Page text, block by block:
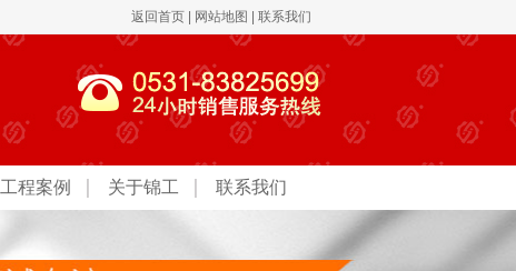
返回首页 网站地图 联系我们
工程案例 关于锦工 联系我们